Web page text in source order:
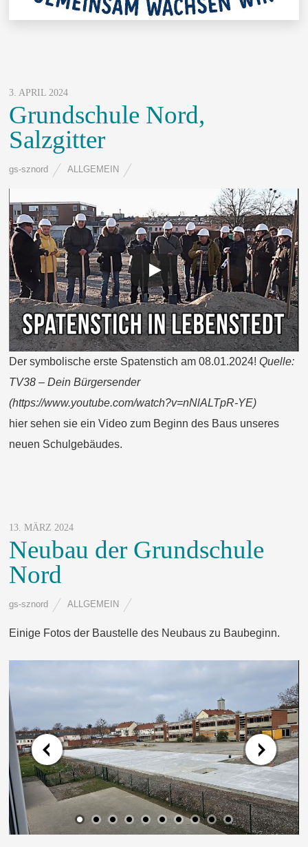
3. APRIL 2024
Grundschule Nord,
Salzgitter
gs-sznord ALLGEMEIN
Der symbolische erste Spatenstich am 08.01.2024!Quelle:
TV38 – Dein Bürgersender
(https://www.youtube.com/watch?v=nNlALTpR-YE)
hier sehen sie ein Video zum Beginn des Baus unseres
neuen Schulgebäudes.
13. MÄRZ 2024
Neubau der Grundschule
Nord
gs-sznord ALLGEMEIN
Einige Fotos der Baustelle des Neubaus zu Baubeginn.